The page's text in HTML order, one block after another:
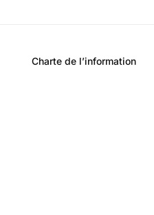
Charte de l’information